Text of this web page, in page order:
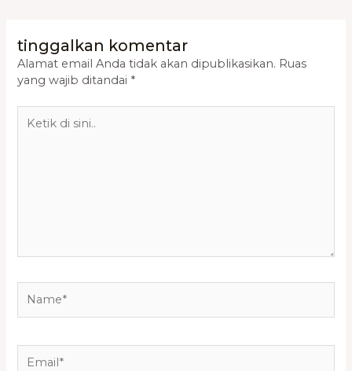
tinggalkan komentar
Alamat email Anda tidak akan dipublikasikan. Ruas
yang wajib ditandai *